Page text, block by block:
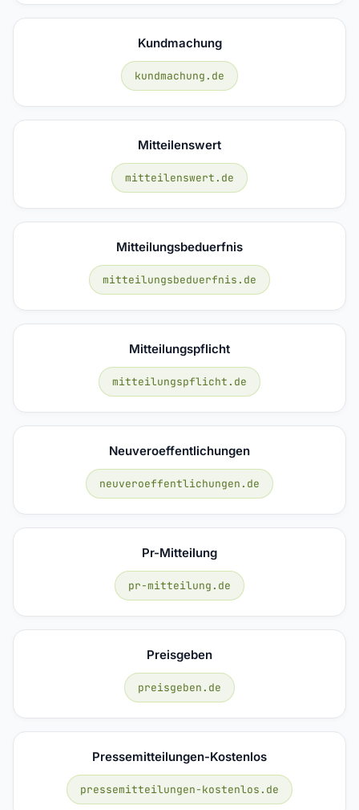
Kundmachung
kundmachung.de
Mitteilenswert
mitteilenswert.de
Mitteilungsbeduerfnis
mitteilungsbeduerfnis.de
Mitteilungspflicht
mitteilungspflicht.de
Neuveroeffentlichungen
neuveroeffentlichungen.de
Pr-Mitteilung
pr-mitteilung.de
Preisgeben
preisgeben.de
Pressemitteilungen-Kostenlos
pressemitteilungen-kostenlos.de